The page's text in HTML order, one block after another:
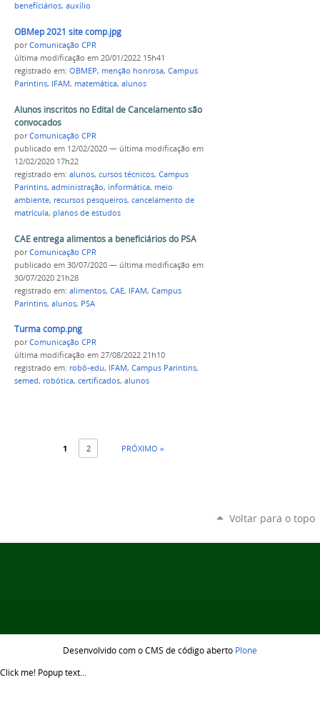
benefíciários, auxílio
OBMep 2021 site comp.jpg
porComunicação CPR
última modificação em 20/01/2022 15h41
registrado em: OBMEP, menção honrosa, Campus
Parintins, IFAM, matemática, alunos
Alunos inscritos no Edital de Cancelamento são
convocados
porComunicação CPR
publicado em 12/02/2020 — última modificação em
12/02/2020 17h22
registrado em: alunos, cursos técnicos, Campus
Parintins, administração, informática, meio
ambiente, recursos pesqueiros, cancelamento de
matrícula, planos de estudos
CAE entrega alimentos a beneficiários do PSA
porComunicação CPR
publicado em 30/07/2020 — última modificação em
30/07/2020 21h28
registrado em: alimentos, CAE, IFAM, Campus
Parintins, alunos, PSA
Turma comp.png
porComunicação CPR
última modificação em 27/08/2022 21h10
registrado em: robô-edu, IFAM, Campus Parintins,
semed, robótica, certificados, alunos
1 2 PRÓXIMO »
Voltar para o topo
Desenvolvido com o CMS de código aberto Plone
Click me! Popup text...